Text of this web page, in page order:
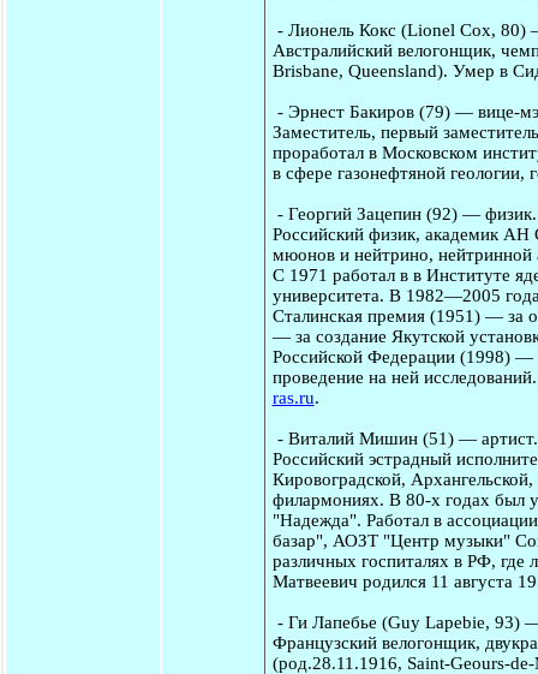
- Лионель Кокс (Lionel Cox, 80)
Австралийский велогонщик,
Brisbane, Queensland). Умер в
- Эрнест Бакиров (79) — вице-
Заместитель, первый
проработал в Московском
в сфере газонефтяной
- Георгий Зацепин (92) —
Российский физик, академик
мюонов и нейтрино,
С 1971 работал в в Институте
университета. В 1982—2005
Сталинская премия (1951) — за
— за создание Якутской
Российской Федерации (1998) —
проведение на ней
ras.ru.
- Виталий Мишин (51) —
Российский эстрадный
Кировоградской,
филармониях. В 80-х годах был
"Надежда". Работал в
базар", АОЗТ "Центр музыки"
различных госпиталях в РФ,
Матвеевич родился 11 августа
- Ги Лапебье (Guy Lapebie, 93)
Французский велогонщик,
(род.28.11.1916, Saint-Geours-